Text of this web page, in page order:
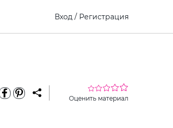
Вход / Регистрация
Оценить материал